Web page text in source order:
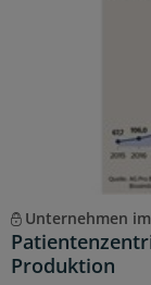
Unternehmen
Produktion